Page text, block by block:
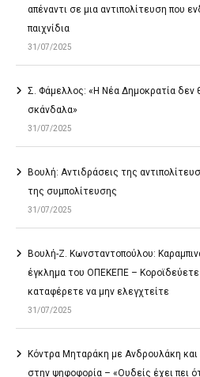
απέναντι σε μια αντιπολίτευση που
παιχνίδια
31/07/2025
Σ. Φάμελλος: «Η Νέα Δημοκρατία δεν
σκάνδαλα»
31/07/2025
Βουλή: Αντιδράσεις της
της συμπολίτευσης
31/07/2025
Βουλή-Ζ. Κωνσταντοπούλου:
έγκλημα του ΟΠΕΚΕΠΕ – Κοροϊδεύετε
καταφέρετε να μην ελεγχτείτε
31/07/2025
Κόντρα Μηταράκη με Ανδρουλάκη
στην ψηφοφορία – «Ουδείς έχει πει